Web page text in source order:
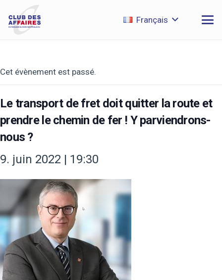
Français
Cet évènement est passé.
Le transport de fret doit quitter la route et
prendre le chemin de fer ! Y parviendrons-
nous ?
9. juin 2022 | 19:30